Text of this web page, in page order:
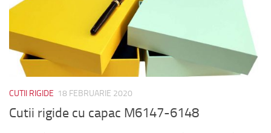
CUTII RIGIDE 18 FEBRUARIE 2020
Cutii rigide cu capac M6147-6148